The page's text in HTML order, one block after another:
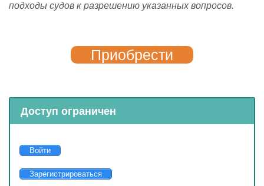
подходы судов к разрешению указанных вопросов.
Приобрести
Доступ ограничен
Войти
Зарегистрироваться